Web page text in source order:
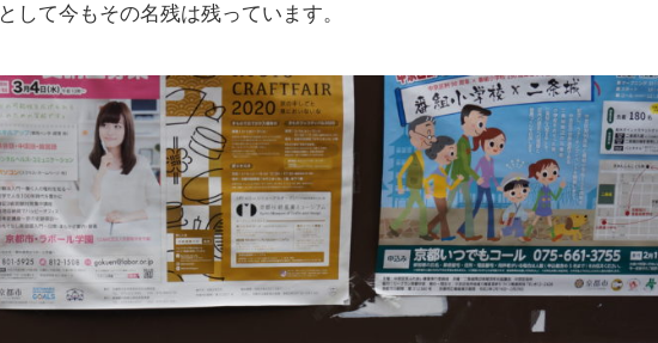
として今もその名残は残っています。